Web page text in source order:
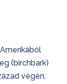
(birchbark)
végén,